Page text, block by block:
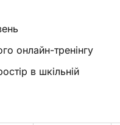
онлайн-тренінгу
в шкільній